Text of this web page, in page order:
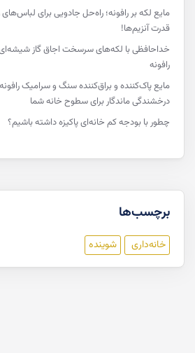
مایع لکه‌ بر رافونه؛ راه‌حل جادویی برای لباس‌های
قدرت آنزیم‌ها!
خداحافظی با لکه‌های سرسخت اجاق گاز شیشه‌ای
رافونه
مایع پاک‌کننده و براق‌کننده سنگ و سرامیک
درخشندگی ماندگار برای سطوح خانه شما
چطور با بودجه کم خانه‌ای پاکیزه داشته باشیم؟
برچسب‌ها
خانه‌داری شوینده